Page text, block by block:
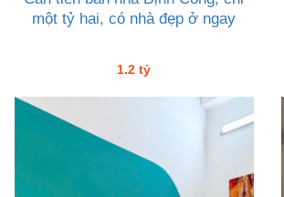
một tỷ hai, có nhà đẹp ở ngay
1.2 tỷ